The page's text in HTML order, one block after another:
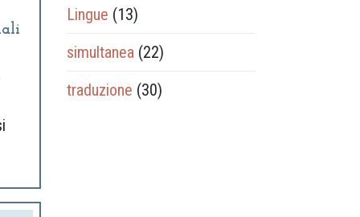
Lingue (13)
simultanea (22)
traduzione (30)